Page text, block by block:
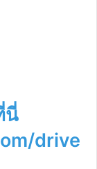
นี่
drive